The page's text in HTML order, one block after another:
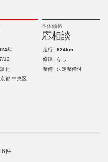
本体価格
応相談
年 走行
624km
12 修復
なし
付 整備
法定整備付
都 中央区
件